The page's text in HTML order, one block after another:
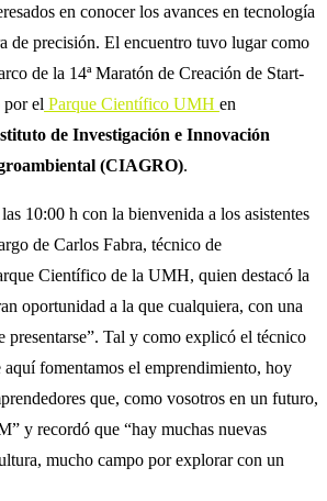
en conocer los avances en tecnología
de precisión. El encuentro tuvo lugar como
de la 14ª Maratón de Creación de Start-
por el Parque Científico UMH en
de Investigación e Innovación
(CIAGRO).
10:00 h con la bienvenida a los asistentes
de Carlos Fabra, técnico de
Científico de la UMH, quien destacó la
oportunidad a la que cualquiera, con una
presentarse”. Tal y como explicó el técnico
aquí fomentamos el emprendimiento, hoy
que, como vosotros en un futuro,
y recordó que “hay muchas nuevas
mucho campo por explorar con un